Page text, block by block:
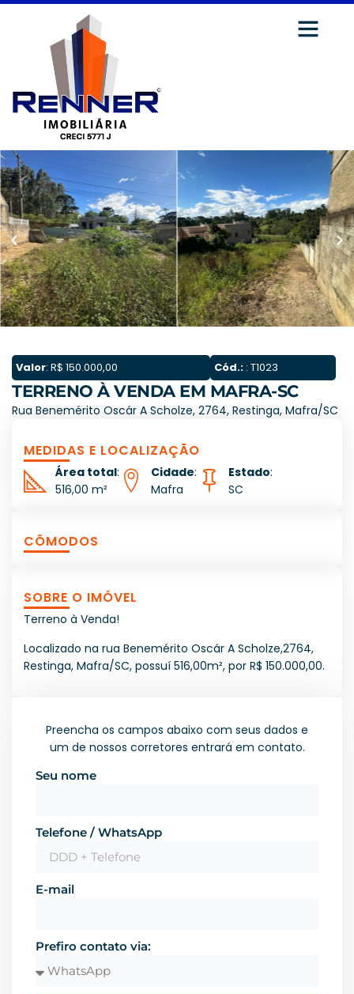
Valor: R$ 150.000,00 Cód.: : T1023
TERRENO À VENDA EM MAFRA-SC
Rua Benemérito Oscár A Scholze, 2764, Restinga, Mafra/SC
MEDIDAS E LOCALIZAÇÃO
Área total:
516,00 m²
Cidade:
Mafra
Estado:
SC
CÔMODOS
SOBRE O IMÓVEL
Terreno à Venda!
Localizado na rua Benemérito Oscár A Scholze,2764,
Restinga, Mafra/SC, possuí 516,00m², por R$ 150.000,00.
Preencha os campos abaixo com seus dados e
um de nossos corretores entrará em contato.
Seu nome
Telefone / WhatsApp
E-mail
Prefiro contato via: